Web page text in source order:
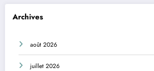
Archives
août 2026
juillet 2026